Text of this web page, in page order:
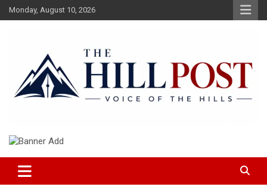
Skip
to
Monday, August 10, 2026
The Hillpost